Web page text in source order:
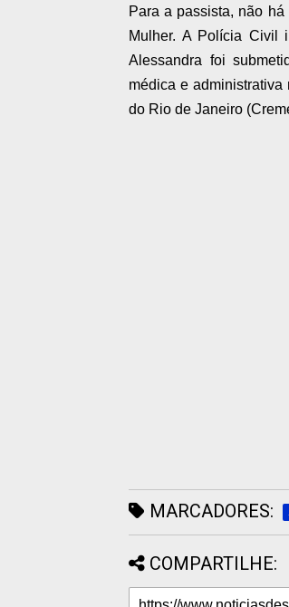
Para a passista, não
Mulher. A Polícia Civil
Alessandra foi
médica e
do Rio de Janeiro
MARCADORES:
COMPARTILHE: